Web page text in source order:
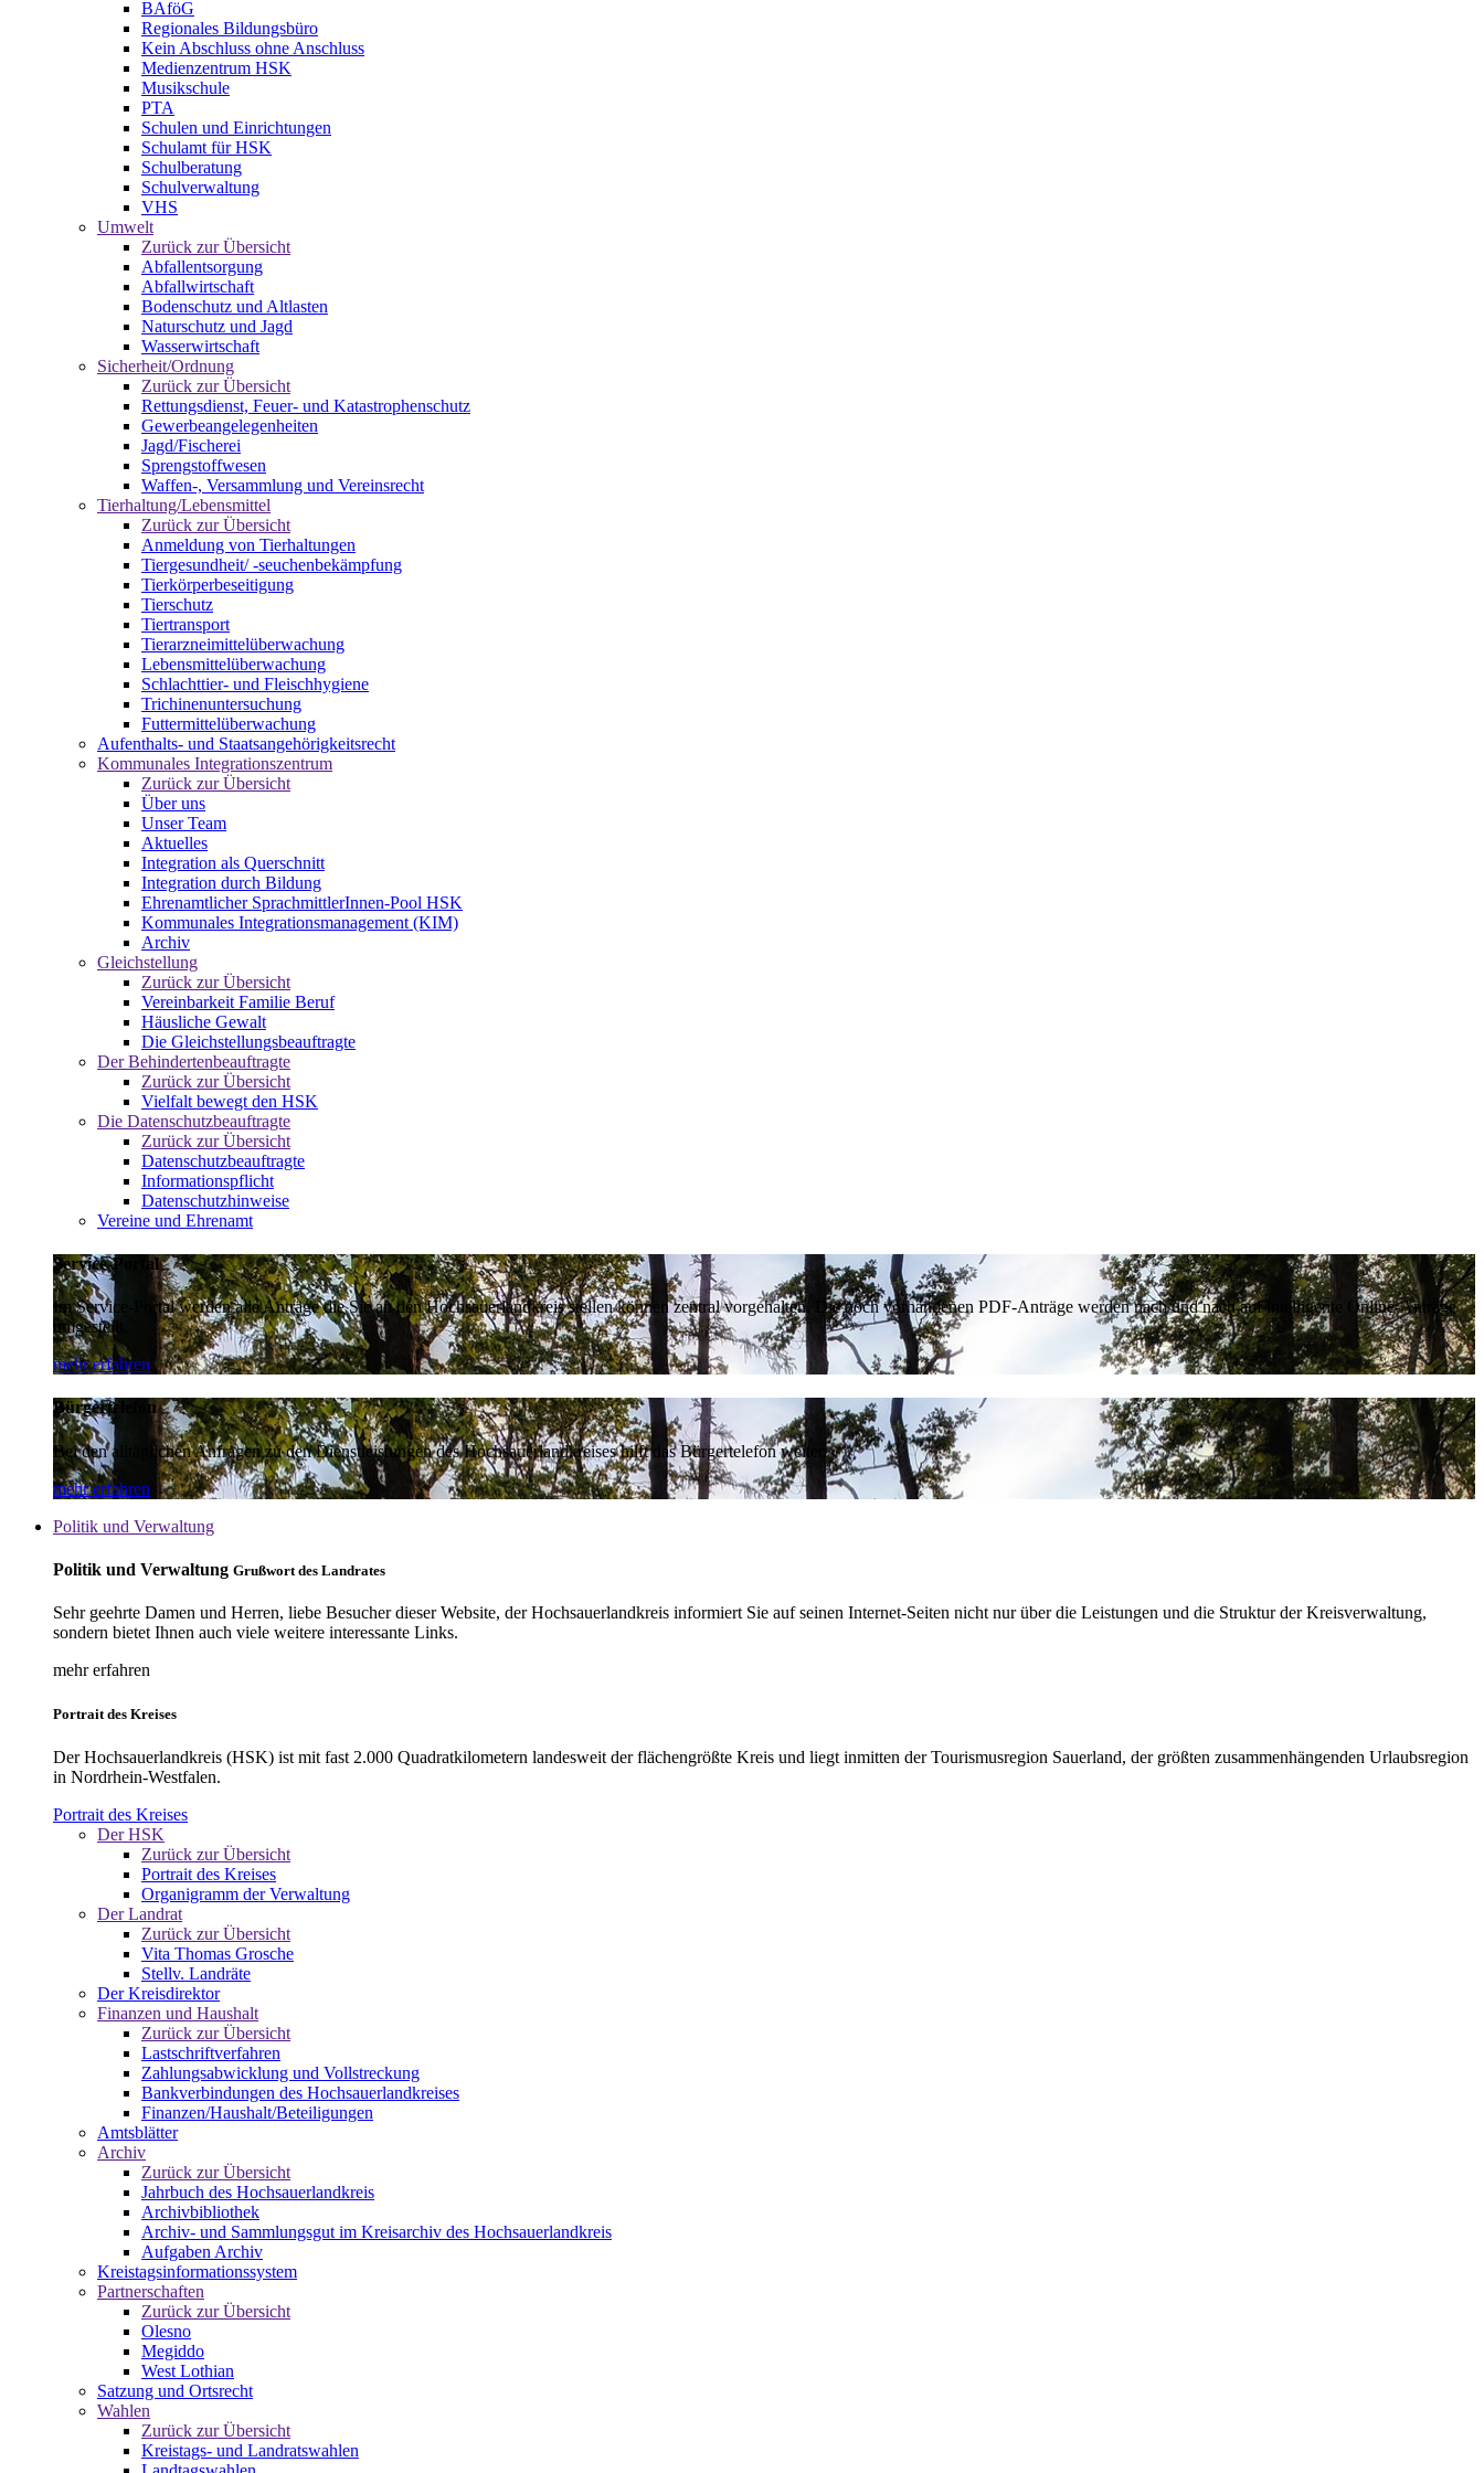
BAföG
Regionales Bildungsbüro
Kein Abschluss ohne Anschluss
Medienzentrum HSK
Musikschule
PTA
Schulen und Einrichtungen
Schulamt für HSK
Schulberatung
Schulverwaltung
VHS
Umwelt
Zurück zur Übersicht
Abfallentsorgung
Abfallwirtschaft
Bodenschutz und Altlasten
Naturschutz und Jagd
Wasserwirtschaft
Sicherheit/Ordnung
Zurück zur Übersicht
Rettungsdienst, Feuer- und Katastrophenschutz
Gewerbeangelegenheiten
Jagd/Fischerei
Sprengstoffwesen
Waffen-, Versammlung und Vereinsrecht
Tierhaltung/Lebensmittel
Zurück zur Übersicht
Anmeldung von Tierhaltungen
Tiergesundheit/ -seuchenbekämpfung
Tierkörperbeseitigung
Tierschutz
Tiertransport
Tierarzneimittelüberwachung
Lebensmittelüberwachung
Schlachttier- und Fleischhygiene
Trichinenuntersuchung
Futtermittelüberwachung
Aufenthalts- und Staatsangehörigkeitsrecht
Kommunales Integrationszentrum
Zurück zur Übersicht
Über uns
Unser Team
Aktuelles
Integration als Querschnitt
Integration durch Bildung
Ehrenamtlicher SprachmittlerInnen-Pool HSK
Kommunales Integrationsmanagement (KIM)
Archiv
Gleichstellung
Zurück zur Übersicht
Vereinbarkeit Familie Beruf
Häusliche Gewalt
Die Gleichstellungsbeauftragte
Der Behindertenbeauftragte
Zurück zur Übersicht
Vielfalt bewegt den HSK
Die Datenschutzbeauftragte
Zurück zur Übersicht
Datenschutzbeauftragte
Informationspflicht
Datenschutzhinweise
Vereine und Ehrenamt
Service-Portal
Im Service-Portal werden alle Anträge die Sie an den Hochsauerlandkreis stellen können zentral vorgehalten. Die noch vorhandenen PDF-Anträge werden nach und nach auf intelligente Online-Anträge
umgestellt.
mehr erfahren
Bürgertelefon
Bei den alltäglichen Anfragen zu den Dienstleistungen des Hochsauerlandkreises hilft das Bürgertelefon weiter.
mehr erfahren
Politik und Verwaltung
Politik und Verwaltung Grußwort des Landrates
Sehr geehrte Damen und Herren, liebe Besucher dieser Website, der Hochsauerlandkreis informiert Sie auf seinen Internet-Seiten nicht nur über die Leistungen und die Struktur der Kreisverwaltung,
sondern bietet Ihnen auch viele weitere interessante Links.
mehr erfahren
Portrait des Kreises
Der Hochsauerlandkreis (HSK) ist mit fast 2.000 Quadratkilometern landesweit der flächengrößte Kreis und liegt inmitten der Tourismusregion Sauerland, der größten zusammenhängenden Urlaubsregion
in Nordrhein-Westfalen.
Portrait des Kreises
Der HSK
Zurück zur Übersicht
Portrait des Kreises
Organigramm der Verwaltung
Der Landrat
Zurück zur Übersicht
Vita Thomas Grosche
Stellv. Landräte
Der Kreisdirektor
Finanzen und Haushalt
Zurück zur Übersicht
Lastschriftverfahren
Zahlungsabwicklung und Vollstreckung
Bankverbindungen des Hochsauerlandkreises
Finanzen/Haushalt/Beteiligungen
Amtsblätter
Archiv
Zurück zur Übersicht
Jahrbuch des Hochsauerlandkreis
Archivbibliothek
Archiv- und Sammlungsgut im Kreisarchiv des Hochsauerlandkreis
Aufgaben Archiv
Kreistagsinformationssystem
Partnerschaften
Zurück zur Übersicht
Olesno
Megiddo
West Lothian
Satzung und Ortsrecht
Wahlen
Zurück zur Übersicht
Kreistags- und Landratswahlen